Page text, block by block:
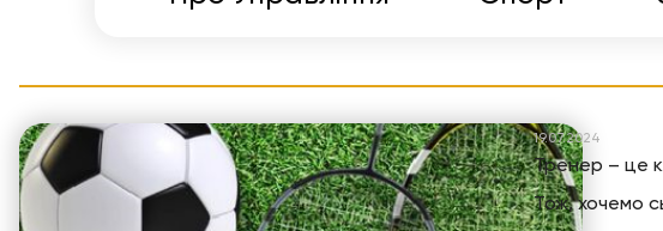
19.07.2024
Тренер – це
Тож, хочемо